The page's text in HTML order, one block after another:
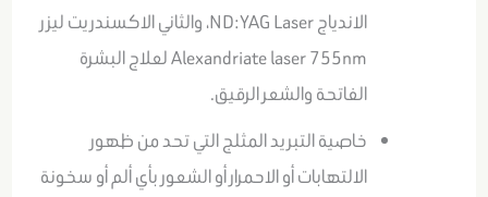
الاندياج ND:YAG Laser، والثاني الاكسندريت ليزر
Alexandriate laser 755nm لعلاج البشرة
الفاتحة والشعر الرقيق.
خاصية التبريد المثلج التي تحد من ظهور
الالتهابات أو الاحمرار أو الشعور بأي ألم أو سخونة